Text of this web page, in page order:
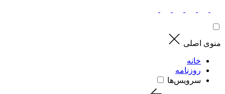
منوی اصلی
خانه
روزنامه
سرویس‌ها